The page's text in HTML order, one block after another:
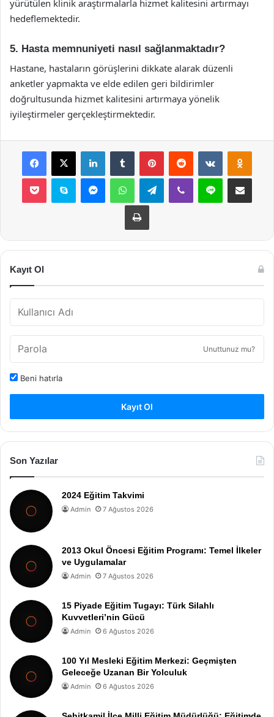
yürütülen klinik araştırmalarla hizmet kalitesini artırmayı
hedeflemektedir.
5. Hasta memnuniyeti nasıl sağlanmaktadır?
Hastane, hastaların görüşlerini dikkate alarak düzenli
anketler yapmakta ve elde edilen geri bildirimler
doğrultusunda hizmet kalitesini artırmaya yönelik
iyileştirmeler gerçekleştirmektedir.
Facebook
X LinkedInTumblr PinterestReddit VKontakte
Pocket Skype MessengerWhatsAppTelegramViber Line E-Posta ile
Yazdır
Kayıt Ol
Unuttunuz mu?
Beni hatırla
Kayıt Ol
Son Yazılar
2024 Eğitim Takvimi
Admin 7 Ağustos 2026
2013 Okul Öncesi Eğitim Programı: Temel İlkeler
ve Uygulamalar
Admin 7 Ağustos 2026
15 Piyade Eğitim Tugayı: Türk Silahlı
Kuvvetleri’nin Gücü
Admin 6 Ağustos 2026
100 Yıl Mesleki Eğitim Merkezi: Geçmişten
Geleceğe Uzanan Bir Yolculuk
Admin 6 Ağustos 2026